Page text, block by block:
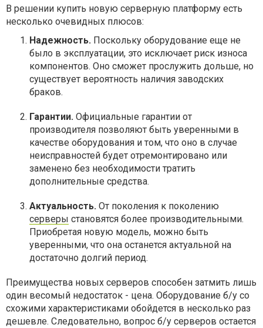
В решении купить новую серверную платформу есть
несколько очевидных плюсов:
Надежность. Поскольку оборудование еще не
было в эксплуатации, это исключает риск износа
компонентов. Оно сможет прослужить дольше, но
существует вероятность наличия заводских
браков.
Гарантии. Официальные гарантии от
производителя позволяют быть уверенными в
качестве оборудования и том, что оно в случае
неисправностей будет отремонтировано или
заменено без необходимости тратить
дополнительные средства.
Актуальность. От поколения к поколению
серверы становятся более производительными.
Приобретая новую модель, можно быть
уверенными, что она останется актуальной на
достаточно долгий период.
Преимущества новых серверов способен затмить лишь
один весомый недостаток - цена. Оборудование б/у со
схожими характеристиками обойдется в несколько раз
дешевле. Следовательно, вопрос б/у серверов остается